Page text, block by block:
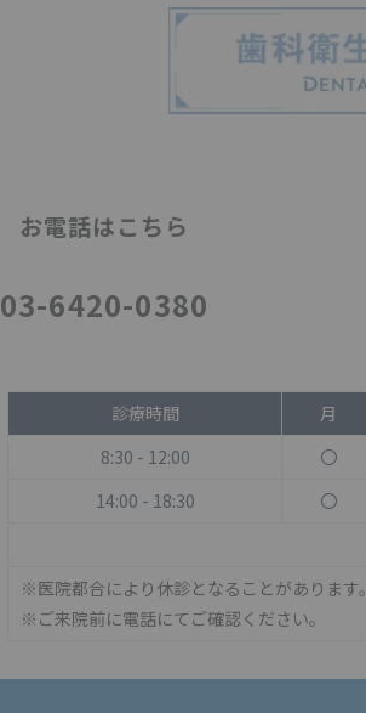
お電話はこちら
03-6420-0380
診療時間 月
8:30 - 12:00
〇
14:00 - 18:30
〇
※医院都合により休診となることがあります。
※ご来院前に電話にてご確認ください。